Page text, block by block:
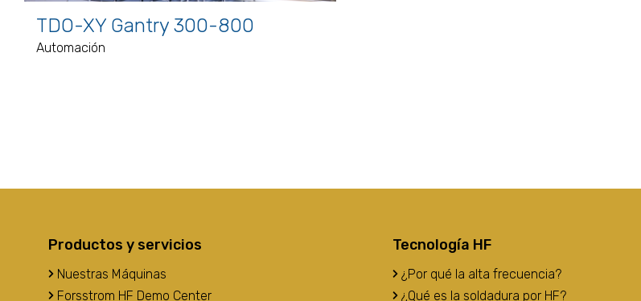
TDO-XY Gantry 300-800
Automación
Productos y servicios
Nuestras Máquinas
Forsstrom HF Demo Center
Tecnología HF
¿Por qué la alta frecuencia?
¿Qué es la soldadura por HF?